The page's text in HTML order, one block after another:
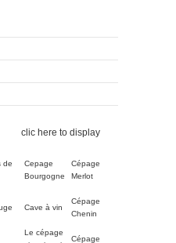
clic here to display
de
Cepage
Bourgogne
Cépage
Merlot
Cave à vin
Cépage
Chenin
Le cépage
Cépage